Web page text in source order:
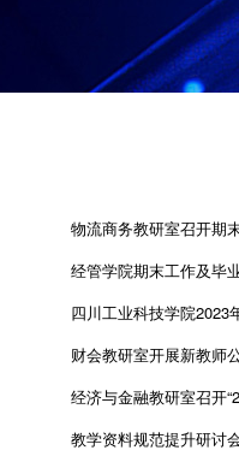
物流商务教研室召开期
经管学院期末工作及毕
四川工业科技学院2023
财会教研室开展新教师
经济与金融教研室召开
教学资料规范提升研讨